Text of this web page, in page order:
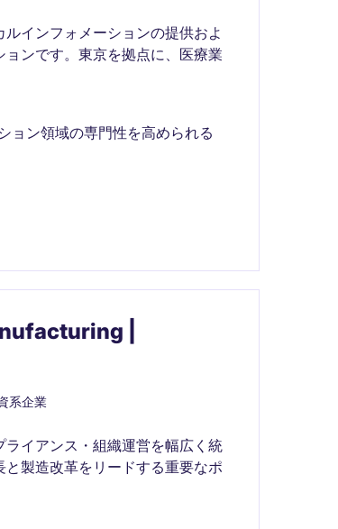
インフォメーションの提供およ
ンです。東京を拠点に、医療業
ョン領域の専門性を高められる
|
系企業
イアンス・組織運営を幅広く統
製造改革をリードする重要なポ